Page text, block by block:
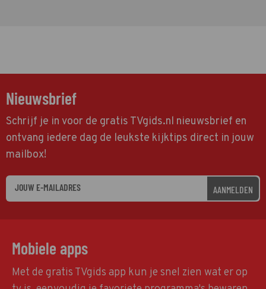
Nieuwsbrief
Schrijf je in voor de gratis TVgids.nl nieuwsbrief en
ontvang iedere dag de leukste kijktips direct in jouw
mailbox!
AANMELDEN
Mobiele apps
Met de gratis TVgids app kun je snel zien wat er op